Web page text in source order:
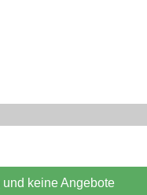
und keine Angebote